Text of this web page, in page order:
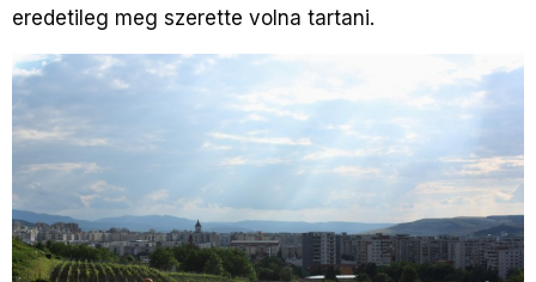
eredetileg meg szerette volna tartani.